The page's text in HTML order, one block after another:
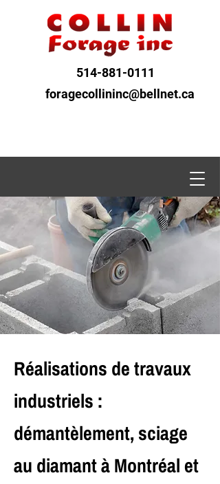
514-881-0111
foragecollininc@bellnet.ca
Réalisations de travaux
industriels :
démantèlement, sciage
au diamant à Montréal et